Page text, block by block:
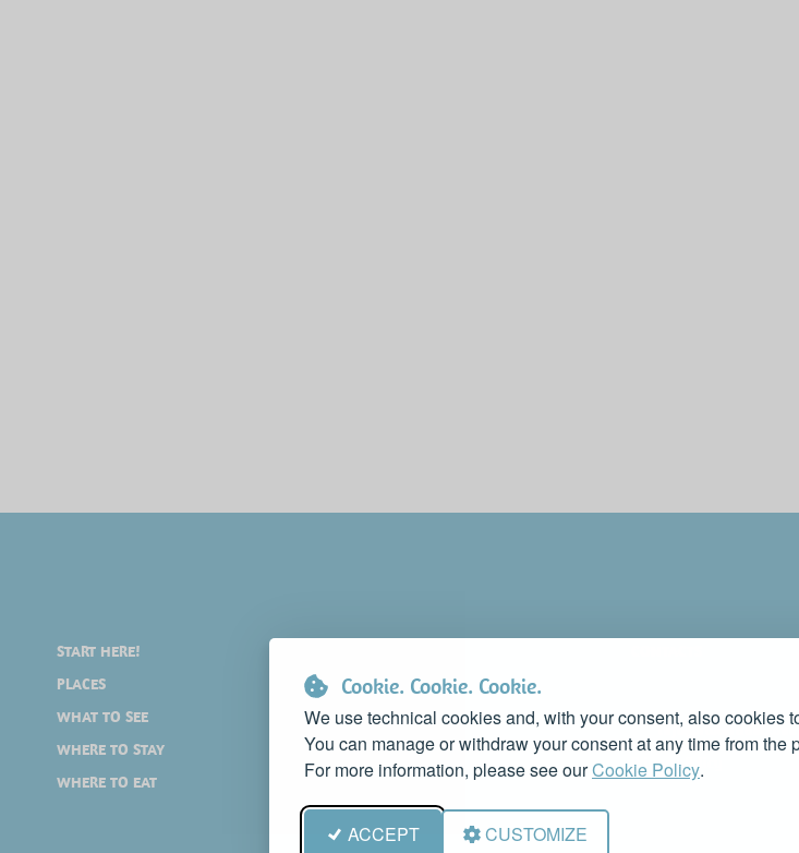
Cookie. Cookie. Cookie.
We use technical cookies and, with your consent, also cookies
You can manage or withdraw your consent at any time from the
For more information, please see ourCookie Policy.
ACCEPT CUSTOMIZE
START HERE!
PLACES
WHAT TO SEE
WHERE TO STAY
WHERE TO EAT
SHOPPING
EVENTS
NEWS
WEB TV
Privacy Policy